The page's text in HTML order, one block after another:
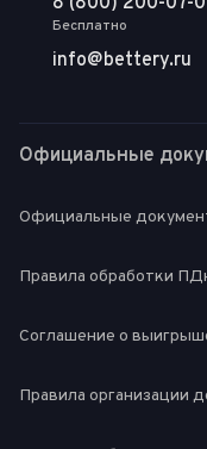
Бесплатно
info@bettery.ru
Официальные
Официальные
Правила обработки
Соглашение о
Правила организации